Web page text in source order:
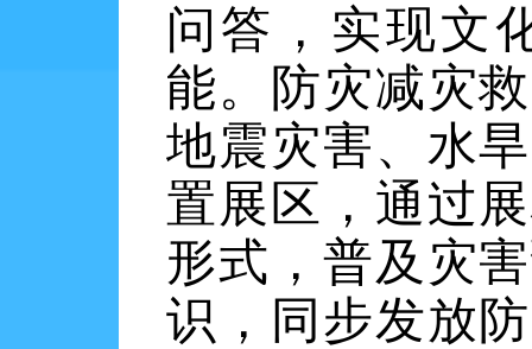
问答，实现文
能。防灾减灾
地震灾害、水
置展区，通过
形式，普及灾
识，同步发放